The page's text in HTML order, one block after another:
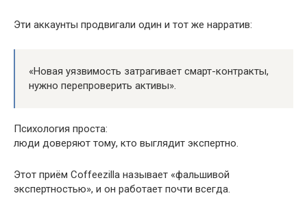
Эти аккаунты продвигали один и тот же нарратив:
«Новая уязвимость затрагивает смарт-контракты,
нужно перепроверить активы».
Психология проста:
люди доверяют тому, кто выглядит экспертно.
Этот приём Coffeezilla называет «фальшивой
экспертностью», и он работает почти всегда.